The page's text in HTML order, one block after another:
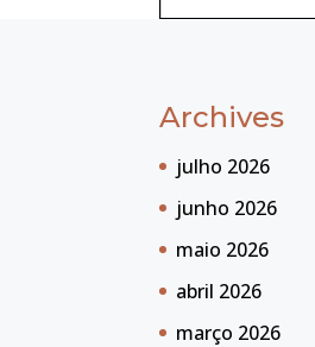
Archives
julho 2026
junho 2026
maio 2026
abril 2026
março 2026